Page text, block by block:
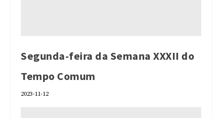
Segunda-feira da Semana XXXII do
Tempo Comum
2023-11-12